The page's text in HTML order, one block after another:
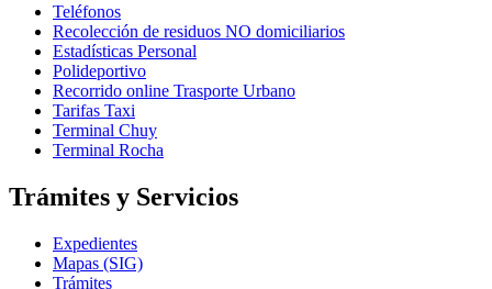
Teléfonos
Recolección de residuos NO domiciliarios
Estadísticas Personal
Polideportivo
Recorrido online Trasporte Urbano
Tarifas Taxi
Terminal Chuy
Terminal Rocha
Trámites y Servicios
Expedientes
Mapas (SIG)
Trámites